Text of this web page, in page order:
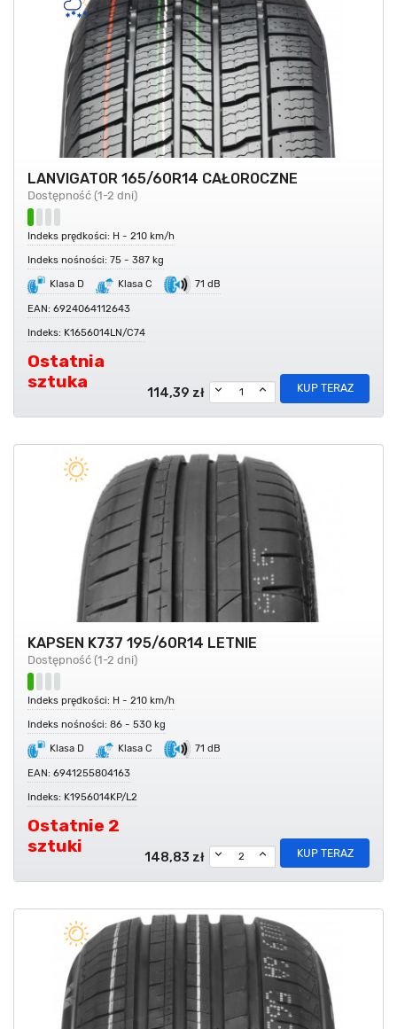
LANVIGATOR 165/60R14 CAŁOROCZNE
Dostępność (1-2 dni)
Indeks prędkości: H - 210 km/h
Indeks nośności: 75 - 387 kg
Klasa D
Klasa C 71 dB
EAN: 6924064112643
Indeks: K1656014LN/C74
Ostatnia
sztuka
114,39 zł KUP TERAZ
KAPSEN K737 195/60R14 LETNIE
Dostępność (1-2 dni)
Indeks prędkości: H - 210 km/h
Indeks nośności: 86 - 530 kg
Klasa D
Klasa C 71 dB
EAN: 6941255804163
Indeks: K1956014KP/L2
Ostatnie 2
sztuki
148,83 zł KUP TERAZ